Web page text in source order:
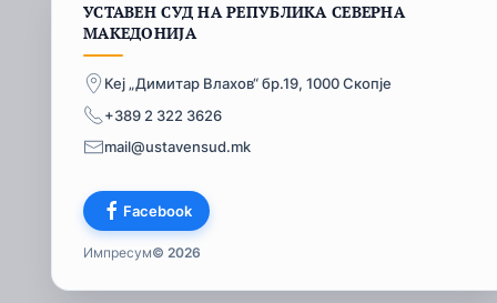
УСТАВЕН СУД НА РЕПУБЛИКА СЕВЕРНА
МАКЕДОНИЈА
Кеј „Димитар Влахов“ бр.19, 1000 Скопје
+389 2 322 3626
mail@ustavensud.mk
Facebook
Импресум© 2026